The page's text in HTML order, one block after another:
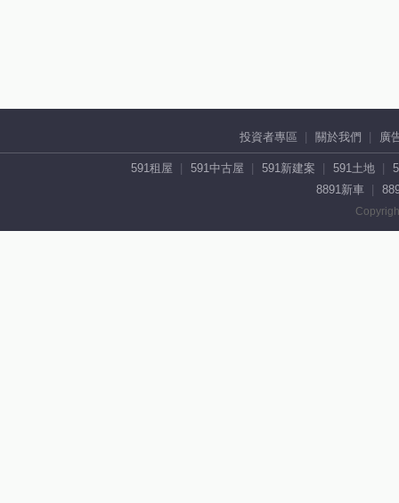
投資者專區 關於我們 廣
591租屋 591中古屋 591新建案 591土地
8891新車